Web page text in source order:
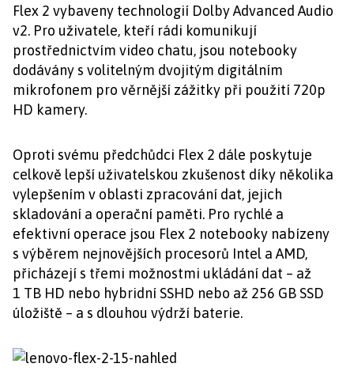
Flex 2 vybaveny technologií Dolby Advanced Audio
v2. Pro uživatele, kteří rádi komunikují
prostřednictvím video chatu, jsou notebooky
dodávány s volitelným dvojitým digitálním
mikrofonem pro věrnější zážitky při použití 720p
HD kamery.
Oproti svému předchůdci Flex 2 dále poskytuje
celkově lepší uživatelskou zkušenost díky několika
vylepšením v oblasti zpracování dat, jejich
skladování a operační paměti. Pro rychlé a
efektivní operace jsou Flex 2 notebooky nabízeny
s výběrem nejnovějších procesorů Intel a AMD,
přicházejí s třemi možnostmi ukládání dat – až
1 TB HD nebo hybridní SSHD nebo až 256 GB SSD
úložiště – a s dlouhou výdrží baterie.